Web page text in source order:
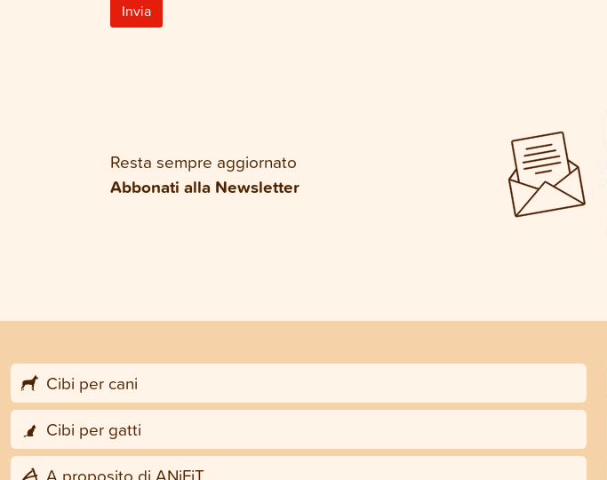
Invia
Resta sempre aggiornato
Abbonati alla Newsletter
Cibi per cani
Cibi per gatti
A proposito di ANiFiT